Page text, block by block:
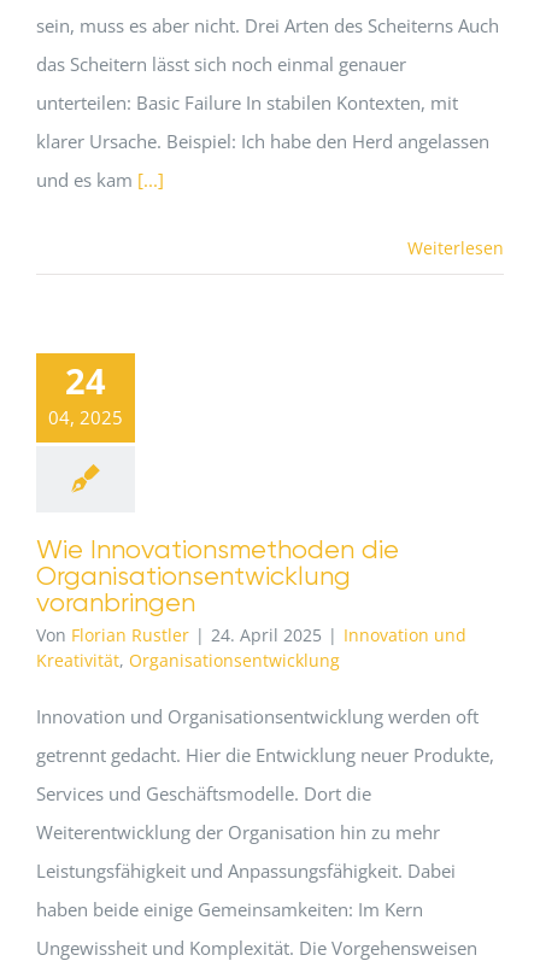
sein, muss es aber nicht. Drei Arten des Scheiterns Auch
das Scheitern lässt sich noch einmal genauer
unterteilen: Basic Failure In stabilen Kontexten, mit
klarer Ursache. Beispiel: Ich habe den Herd angelassen
und es kam [...]
Weiterlesen
24
04, 2025
Wie Innovationsmethoden die
Organisationsentwicklung
voranbringen
Von Florian Rustler | 24. April 2025 | Innovation und
Kreativität, Organisationsentwicklung
Innovation und Organisationsentwicklung werden oft
getrennt gedacht. Hier die Entwicklung neuer Produkte,
Services und Geschäftsmodelle. Dort die
Weiterentwicklung der Organisation hin zu mehr
Leistungsfähigkeit und Anpassungsfähigkeit. Dabei
haben beide einige Gemeinsamkeiten: Im Kern
Ungewissheit und Komplexität. Die Vorgehensweisen